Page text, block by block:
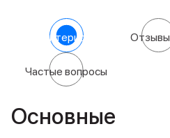
Характеристики Отзывы
Частые вопросы
Основные